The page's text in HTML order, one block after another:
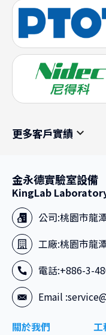
更多客戶實績
金永德實驗室設備
KingLab
公司:桃園市龍
工廠:桃園市龍
電話:+886-3-
Email :
關於我們 工